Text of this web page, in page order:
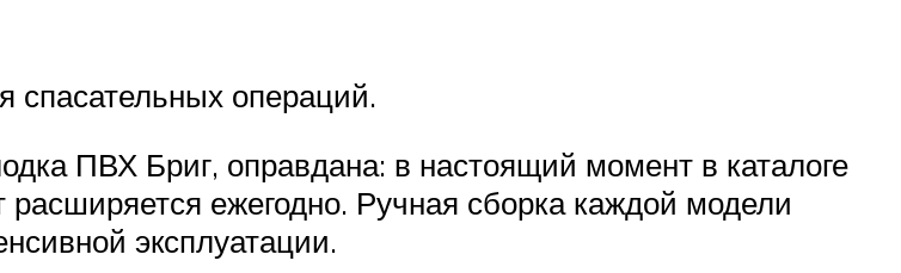
спасательных операций.
ПВХ Бриг, оправдана: в настоящий момент в каталоге
ежегодно. Ручная сборка каждой модели
эксплуатации.